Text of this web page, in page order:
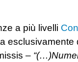
a più livelli
esclusivamente
–